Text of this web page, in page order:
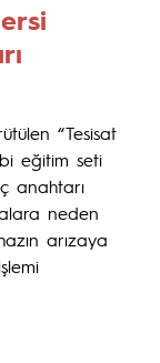
“Tesisat
eğitim seti
anahtarı
neden
arızaya